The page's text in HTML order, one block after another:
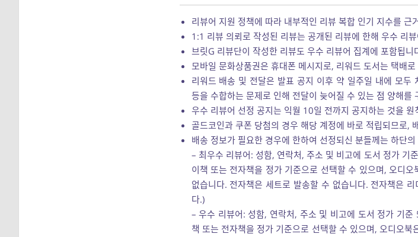
리뷰어 지원 정책에 따라 내부적인 리뷰 복합 인기 지수를
1:1 리뷰 의뢰로 작성된 리뷰는 공개된 리뷰에 한해 우수 리
브릿G 리뷰단이 작성한 리뷰도 우수 리뷰어 집계에 포함됩니
모바일 문화상품권은 휴대폰 메시지로, 리워드 도서는 택배
리워드 배송 및 전달은 발표 공지 이후 약 일주일 내에 모두
등을 수합하는 문제로 인해 전달이 늦어질 수 있는 점 양해를
우수 리뷰어 선정 공지는 익월 10일 전까지 공지하는 것을 원
골드코인과 쿠폰 당첨의 경우 해당 계정에 바로 적립되므로,
배송 정보가 필요한 경우에 한하여 선정되신 분들께는 하단
– 최우수 리뷰어: 성함, 연락처, 주소 및 비고에 도서 정가 기
이책 또는 전자책을 정가 기준으로 선택할 수 있으며, 오디
없습니다. 전자책은 세트로 발송할 수 없습니다. 전자책은
다.)
– 우수 리뷰어: 성함, 연락처, 주소 및 비고에 도서 정가 기
책 또는 전자책을 정가 기준으로 선택할 수 있으며, 오디오